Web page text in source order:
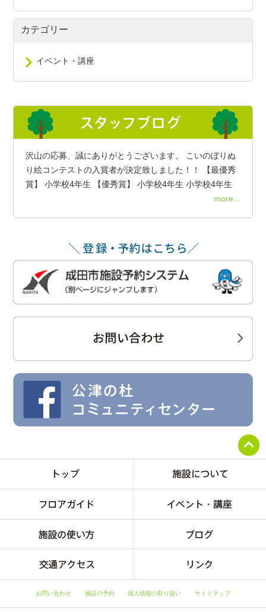
カテゴリー
イベント・講座
沢山の応募、誠にありがとうございます。 こいのぼりぬ
り絵コンテストの入賞者が決定致しました！！ 【最優秀
賞】 小学校4年生 【優秀賞】 小学校4年生 小学校4年生
more...
お問い合わせ 施設の予約 個人情報の取り扱い サイトマップ